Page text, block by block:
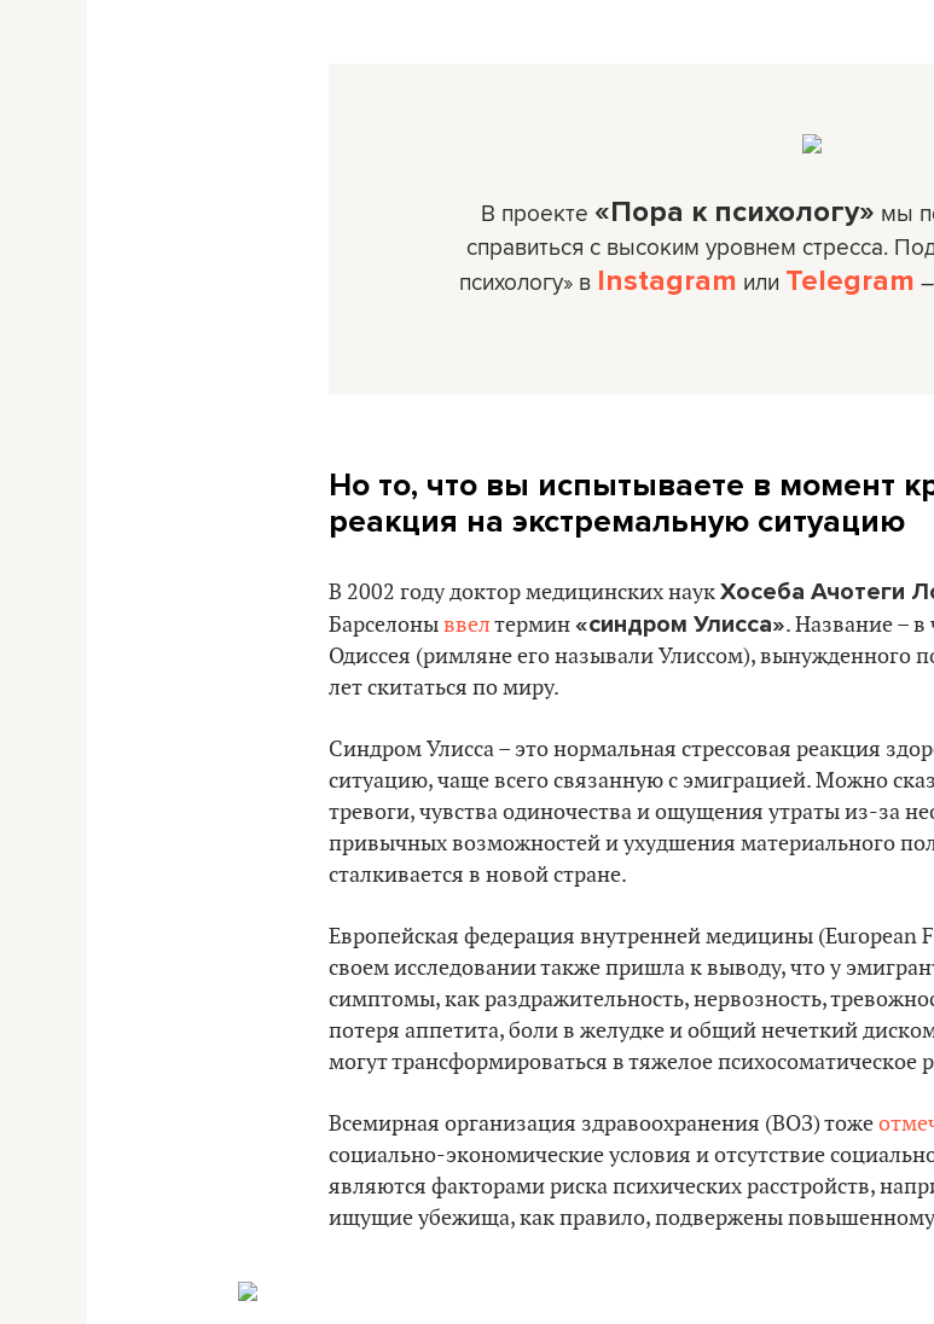
В проекте «Пора к психологу» мы
справиться с высоким уровнем стресса.
психологу» в Instagram или Telegram
Но то, что вы испытываете в момент
реакция на экстремальную ситуацию
В 2002 году доктор медицинских наукХосеба Ачотеги
Барселоныввелтермин«синдром Улисса». Название – в
Одиссея (римляне его называли Улиссом), вынужденного
лет скитаться по миру.
Синдром Улисса – это нормальная стрессовая реакция
ситуацию, чаще всего связанную с эмиграцией. Можно
тревоги, чувства одиночества и ощущения утраты из-за
привычных возможностей и ухудшения материального
сталкивается в новой стране.
Европейская федерация внутренней медицины (European
своем исследовании также пришла к выводу, что у
симптомы, как раздражительность, нервозность,
потеря аппетита, боли в желудке и общий нечеткий
могут трансформироваться в тяжелое психосоматическое
Всемирная организация здравоохранения (ВОЗ) тоже
социально-экономические условия и отсутствие
являются факторами риска психических расстройств,
ищущие убежища, как правило, подвержены повышенному